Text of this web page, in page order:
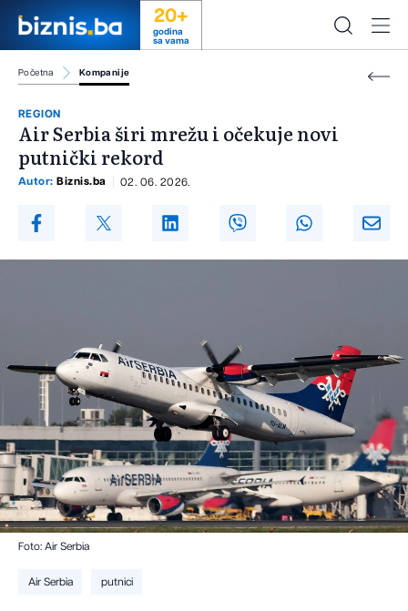
20+
godina
sa vama
Početna Kompanije
REGION
Air Serbia širi mrežu i očekuje novi
putnički rekord
Autor: Biznis.ba 02. 06. 2026.
Foto: Air Serbia
Air Serbia putnici